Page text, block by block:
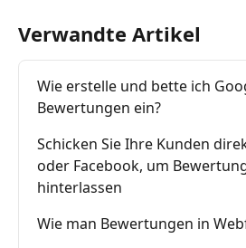
Verwandte Artikel
Wie erstelle und bette ich
Bewertungen ein?
Schicken Sie Ihre Kunden
oder Facebook, um
hinterlassen
Wie man Bewertungen in